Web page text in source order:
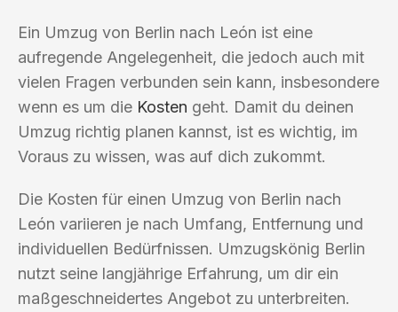
Ein Umzug von Berlin nach León ist eine
aufregende Angelegenheit, die jedoch auch mit
vielen Fragen verbunden sein kann, insbesondere
wenn es um die Kosten geht. Damit du deinen
Umzug richtig planen kannst, ist es wichtig, im
Voraus zu wissen, was auf dich zukommt.
Die Kosten für einen Umzug von Berlin nach
León variieren je nach Umfang, Entfernung und
individuellen Bedürfnissen. Umzugskönig Berlin
nutzt seine langjährige Erfahrung, um dir ein
maßgeschneidertes Angebot zu unterbreiten.